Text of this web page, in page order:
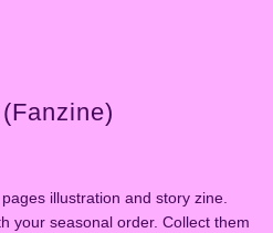
illustration and story zine.
your seasonal order. Collect them